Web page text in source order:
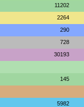
11202
2264
290
728
30193
145
5982